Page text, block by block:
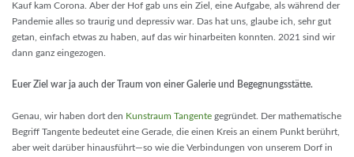
Kauf kam Corona. Aber der Hof gab uns ein Ziel, eine Aufgabe, als während der
Pandemie alles so traurig und depressiv war. Das hat uns, glaube ich, sehr gut
getan, einfach etwas zu haben, auf das wir hinarbeiten konnten. 2021 sind wir
dann ganz eingezogen.
Euer Ziel war ja auch der Traum von einer Galerie und Begegnungsstätte.
Genau, wir haben dort den Kunstraum Tangente gegründet. Der mathematische
Begriff Tangente bedeutet eine Gerade, die einen Kreis an einem Punkt berührt,
aber weit darüber hinausführt—so wie die Verbindungen von unserem Dorf in